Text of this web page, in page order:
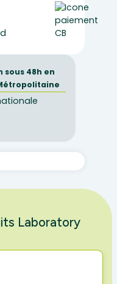
sous 48h en
Laboratory